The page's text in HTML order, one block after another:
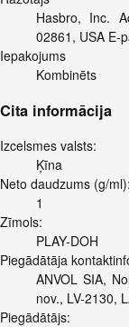
Hasbro, Inc.
02861, USA E-
Iepakojums
Kombinēts
Cita informācija
Izcelsmes valsts:
Ķīna
Neto daudzums (g/ml):
1
Zīmols:
PLAY-DOH
Piegādātāja
ANVOL SIA,
nov., LV-2130,
Piegādātājs: